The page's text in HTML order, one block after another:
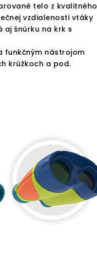
telo z kvalitného
vzdialenosti vtáky
šnúrku na krk s
funkčným nástrojom
krúžkoch a pod.